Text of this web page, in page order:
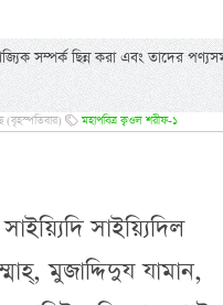
সম্পর্ক ছিন্ন করা এবং তাদের
মহাপবিত্র ক্বওল শরীফ-১
সাইয়্যিদিল
মুজাদ্দিদুয যামান,